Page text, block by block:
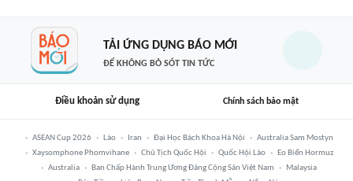
TẢI ỨNG DỤNG BÁO MỚI
ĐỂ KHÔNG BỎ SÓT TIN TỨC
Điều khoản sử dụng Chính sách bảo mật
ASEAN Cup 2026 Lào Iran Đại Học Bách Khoa Hà Nội
Australia Sam Mostyn
Xaysomphone Phomvihane
Chủ Tịch Quốc Hội Quốc Hội Lào
Eo Biển Hormuz
Australia
Ban Chấp Hành Trung Ương Đảng Cộng Sản Việt Nam
Malaysia